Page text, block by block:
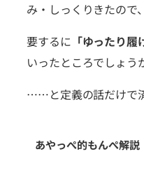
み・しっくりきたので
要するに 「ゆったり
いったところでしょう
……と定義の話だけで
あやっぺ的もんぺ解説